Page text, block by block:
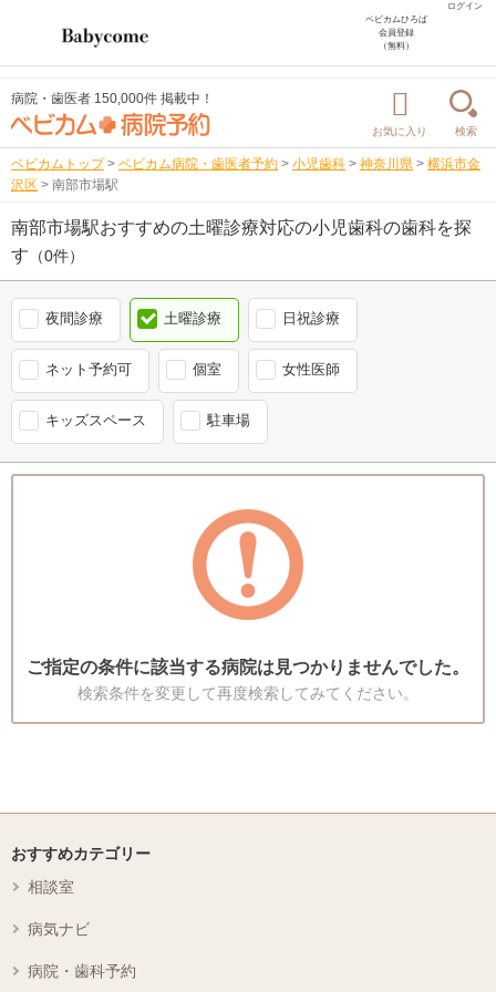
ログイン
ベビカムひろば
会員登録
（無料）
病院・歯医者 150,000件 掲載中！
お気に入り 検索
ベビカムトップ > ベビカム病院・歯医者予約 > 小児歯科 > 神奈川県 > 横浜市金
沢区 > 南部市場駅
南部市場駅おすすめの土曜診療対応の小児歯科の歯科を探
す （0件）
夜間診療 土曜診療 日祝診療
ネット予約可 個室 女性医師
キッズスペース 駐車場
ご指定の条件に該当する病院は見つかりませんでした。
検索条件を変更して再度検索してみてください。
おすすめカテゴリー
相談室
病気ナビ
病院・歯科予約